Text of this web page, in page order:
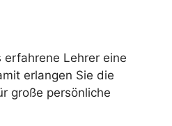
Lehrer eine
erlangen Sie die
große persönliche